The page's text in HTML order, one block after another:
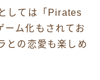
しては「Pirates
ム化もされてお
との恋愛も楽しめ